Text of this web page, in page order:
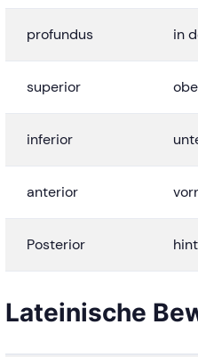
profundus in
superior
inferior
anterior
Posterior
Lateinische